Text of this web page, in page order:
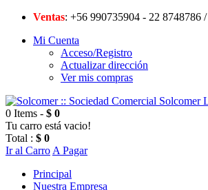
Ventas: +56 990735904 - 22 8748786 /
Mi Cuenta
Acceso/Registro
Actualizar dirección
Ver mis compras
0 Items - $ 0
Tu carro está vacio!
Total : $ 0
Ir al Carro A Pagar
Principal
Nuestra Empresa